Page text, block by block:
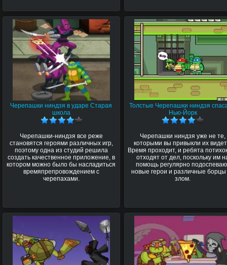
Черепашки ниндзя в ударе Старая
школа
Черепашки-ниндзя все реже
становятся героями различных игр,
поэтому одна из студий решила
создать качественное приложение, в
котором можно было бы насладиться
времяпрепровождением с
черепахами.
Толстые Черепашки ниндзя
Нью-Йорк
Черепашки ниндзя уже не те,
которыми вы привыкли их
Время проходит, и ребята
отходят от дел, поскольку им
помощь регулярно
новые герои и различные борцы
злом.